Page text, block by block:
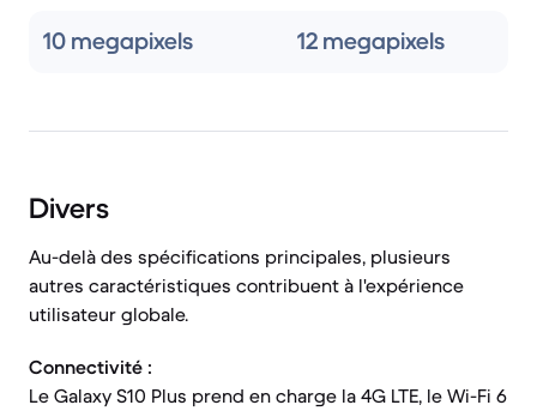
10 megapixels 12 megapixels
Divers
Au-delà des spécifications principales, plusieurs
autres caractéristiques contribuent à l'expérience
utilisateur globale.
Connectivité :
Le Galaxy S10 Plus prend en charge la 4G LTE, le Wi-Fi 6